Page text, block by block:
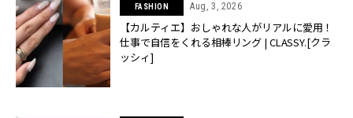
FASHION Aug, 3, 2026
【カルティエ】おしゃれな人がリアルに愛用！
仕事で自信をくれる相棒リング | CLASSY.[クラ
ッシィ]